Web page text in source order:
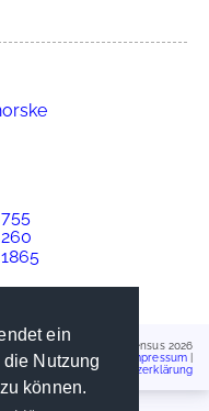
ein
Nutzung
können.
Handschriftencensus 2026
Impressum
Datenschutzerklärung